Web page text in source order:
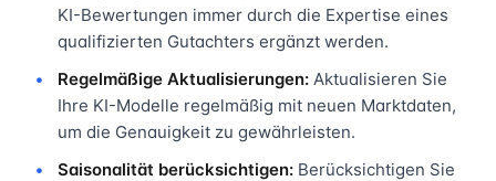
KI-Bewertungen immer durch die Expertise eines
qualifizierten Gutachters ergänzt werden.
Regelmäßige Aktualisierungen: Aktualisieren Sie
Ihre KI-Modelle regelmäßig mit neuen Marktdaten,
um die Genauigkeit zu gewährleisten.
Saisonalität berücksichtigen: Berücksichtigen Sie